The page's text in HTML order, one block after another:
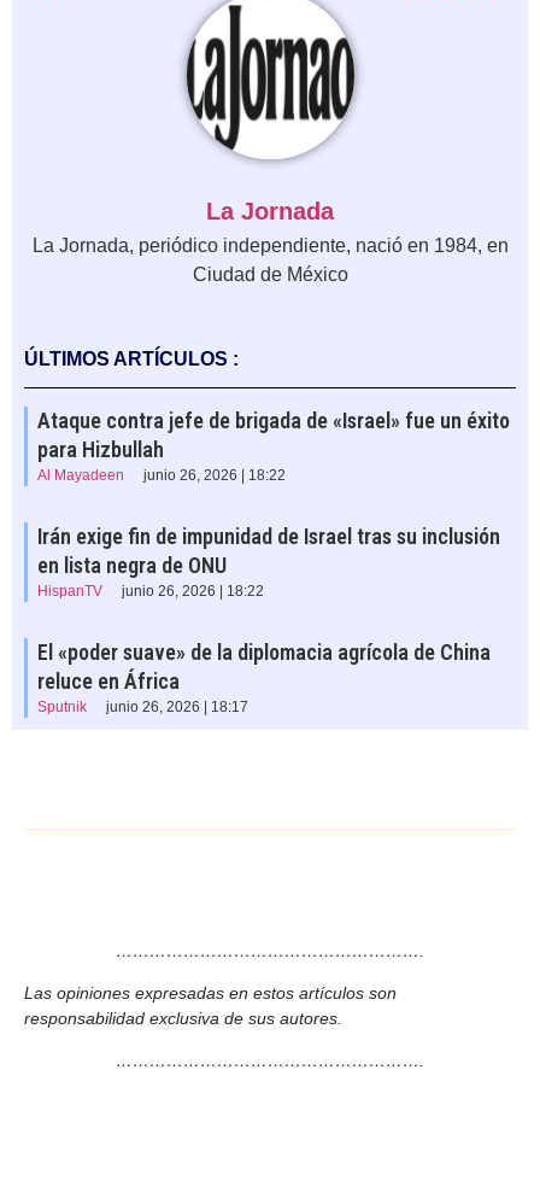
La Jornada
La Jornada, periódico independiente, nació en 1984, en
Ciudad de México
ÚLTIMOS ARTÍCULOS :
Ataque contra jefe de brigada de «Israel» fue un éxito
para Hizbullah
Al Mayadeen junio 26, 2026 | 18:22
Irán exige fin de impunidad de Israel tras su inclusión
en lista negra de ONU
HispanTV junio 26, 2026 | 18:22
El «poder suave» de la diplomacia agrícola de China
reluce en África
Sputnik junio 26, 2026 | 18:17
……………………………………………….
Las opiniones expresadas en estos artículos son
responsabilidad exclusiva de sus autores.
……………………………………………….